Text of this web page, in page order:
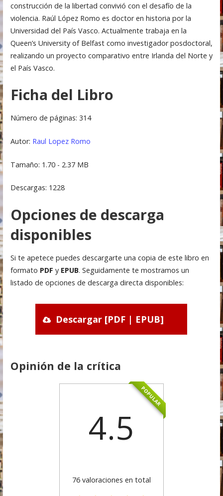
construcción de la libertad convivió con el desafío de la
violencia. Raúl López Romo es doctor en historia por la
Universidad del País Vasco. Actualmente trabaja en la
Queen’s University of Belfast como investigador posdoctoral,
realizando un proyecto comparativo entre Irlanda del Norte y
el País Vasco.
Ficha del Libro
Número de páginas: 314
Autor: Raul Lopez Romo
Tamaño: 1.70 - 2.37 MB
Descargas: 1228
Opciones de descarga
disponibles
Si te apetece puedes descargarte una copia de este libro en
formato PDF y EPUB. Seguidamente te mostramos un
listado de opciones de descarga directa disponibles:
Descargar [PDF | EPUB]
Opinión de la crítica
POPULAR
4.5
76 valoraciones en total